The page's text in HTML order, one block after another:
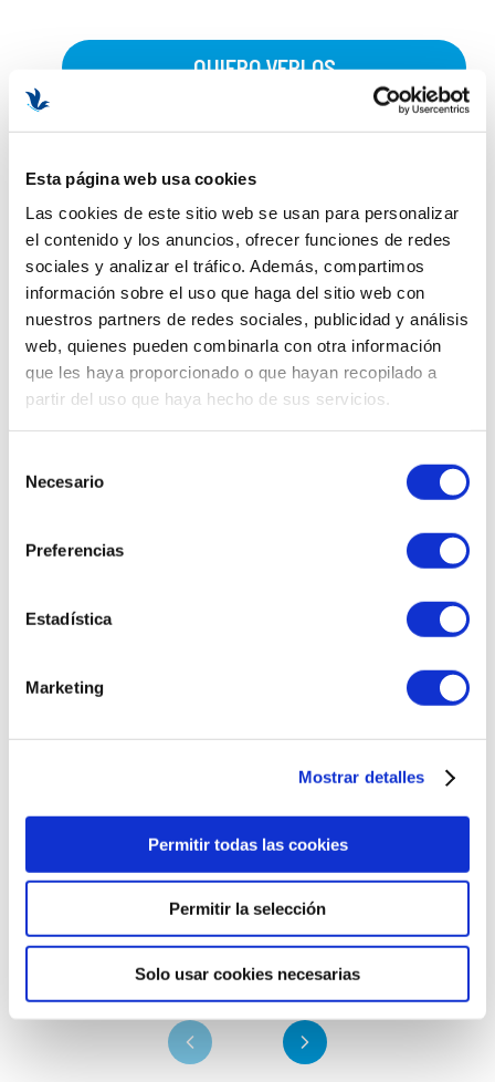
Esta página web usa cookies
Las cookies de este sitio web se usan para personalizar
el contenido y los anuncios, ofrecer funciones de redes
sociales y analizar el tráfico. Además, compartimos
información sobre el uso que haga del sitio web con
nuestros partners de redes sociales, publicidad y análisis
web, quienes pueden combinarla con otra información
que les haya proporcionado o que hayan recopilado a
partir del uso que haya hecho de sus servicios.
Necesario
Preferencias
Estadística
Marketing
Mostrar detalles
Permitir todas las cookies
Permitir la selección
Solo usar cookies necesarias
QUIERO VERLOS
WhatsApp al
602 253 402
Envíanos tu
consulta
Llámanos al
923 211 178
Realizamos
envíos express
Contorno de Ojos Antiedad 15ml -
15ml - Mary Cohr ®
17,70 €